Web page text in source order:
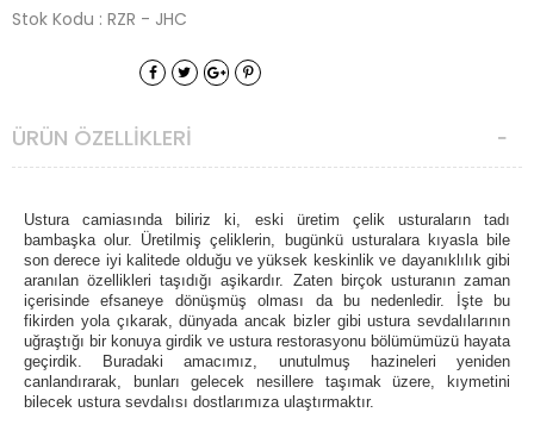
Stok Kodu : RZR - JHC
ÜRÜN ÖZELLIKLERI
Ustura camiasında biliriz ki, eski üretim çelik usturaların tadı
bambaşka olur. Üretilmiş çeliklerin, bugünkü usturalara kıyasla bile
son derece iyi kalitede olduğu ve yüksek keskinlik ve dayanıklılık gibi
aranılan özellikleri taşıdığı aşikardır. Zaten birçok usturanın zaman
içerisinde efsaneye dönüşmüş olması da bu nedenledir. İşte bu
fikirden yola çıkarak, dünyada ancak bizler gibi ustura sevdalılarının
uğraştığı bir konuya girdik ve ustura restorasyonu bölümümüzü hayata
geçirdik. Buradaki amacımız, unutulmuş hazineleri yeniden
canlandırarak, bunları gelecek nesillere taşımak üzere, kıymetini
bilecek ustura sevdalısı dostlarımıza ulaştırmaktır.